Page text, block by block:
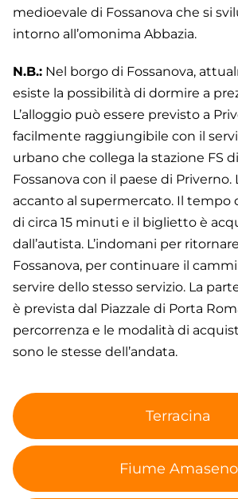
medioevale di Fossanova che si
intorno all’omonima Abbazia.
N.B.: Nel borgo di Fossanova,
esiste la possibilità di dormire a
L’alloggio può essere previsto a
facilmente raggiungibile con il
urbano che collega la stazione FS
Fossanova con il paese di Priverno.
accanto al supermercato. Il tempo
di circa 15 minuti e il biglietto è
dall’autista. L’indomani per
Fossanova, per continuare il
servire dello stesso servizio. La
è prevista dal Piazzale di Porta
percorrenza e le modalità di
sono le stesse dell’andata.
Terracina
Fiume Amaseno